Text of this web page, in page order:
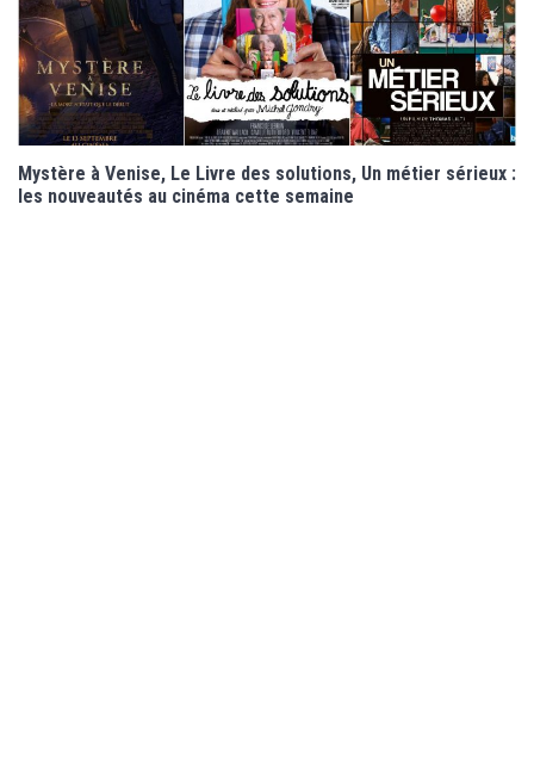
Mystère à Venise, Le Livre des solutions, Un métier sérieux :
les nouveautés au cinéma cette semaine